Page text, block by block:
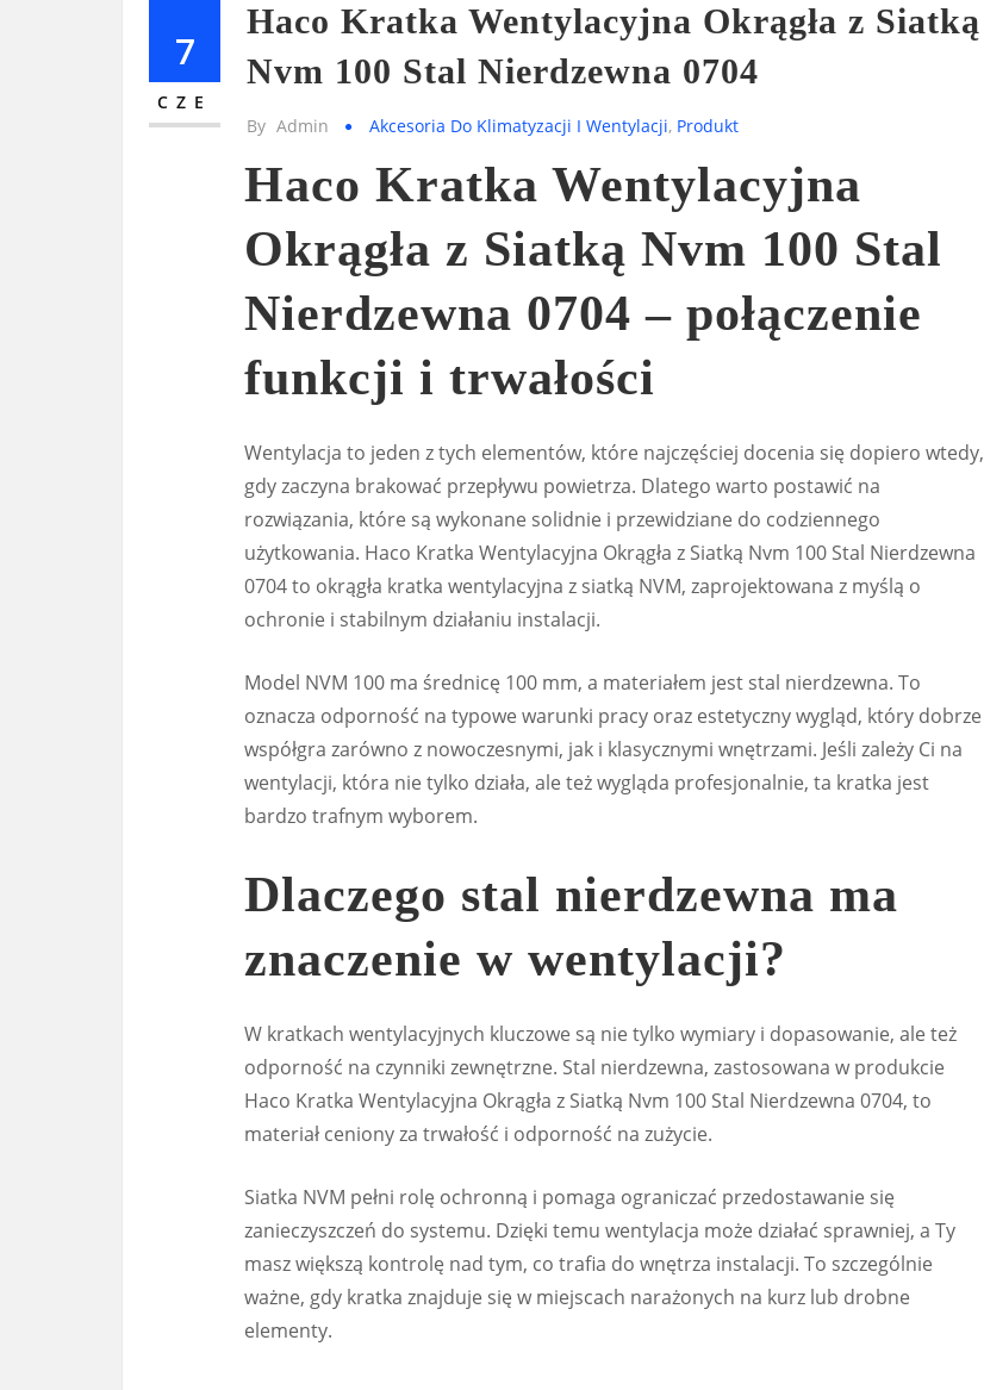
7
CZE
Haco Kratka Wentylacyjna Okrągła z Siatką
Nvm 100 Stal Nierdzewna 0704
By Admin Akcesoria Do Klimatyzacji I Wentylacji, Produkt
Haco Kratka Wentylacyjna
Okrągła z Siatką Nvm 100 Stal
Nierdzewna 0704 – połączenie
funkcji i trwałości
Wentylacja to jeden z tych elementów, które najczęściej docenia się dopiero wtedy,
gdy zaczyna brakować przepływu powietrza. Dlatego warto postawić na
rozwiązania, które są wykonane solidnie i przewidziane do codziennego
użytkowania. Haco Kratka Wentylacyjna Okrągła z Siatką Nvm 100 Stal Nierdzewna
0704 to okrągła kratka wentylacyjna z siatką NVM, zaprojektowana z myślą o
ochronie i stabilnym działaniu instalacji.
Model NVM 100 ma średnicę 100 mm, a materiałem jest stal nierdzewna. To
oznacza odporność na typowe warunki pracy oraz estetyczny wygląd, który dobrze
współgra zarówno z nowoczesnymi, jak i klasycznymi wnętrzami. Jeśli zależy Ci na
wentylacji, która nie tylko działa, ale też wygląda profesjonalnie, ta kratka jest
bardzo trafnym wyborem.
Dlaczego stal nierdzewna ma
znaczenie w wentylacji?
W kratkach wentylacyjnych kluczowe są nie tylko wymiary i dopasowanie, ale też
odporność na czynniki zewnętrzne. Stal nierdzewna, zastosowana w produkcie
Haco Kratka Wentylacyjna Okrągła z Siatką Nvm 100 Stal Nierdzewna 0704, to
materiał ceniony za trwałość i odporność na zużycie.
Siatka NVM pełni rolę ochronną i pomaga ograniczać przedostawanie się
zanieczyszczeń do systemu. Dzięki temu wentylacja może działać sprawniej, a Ty
masz większą kontrolę nad tym, co trafia do wnętrza instalacji. To szczególnie
ważne, gdy kratka znajduje się w miejscach narażonych na kurz lub drobne
elementy.